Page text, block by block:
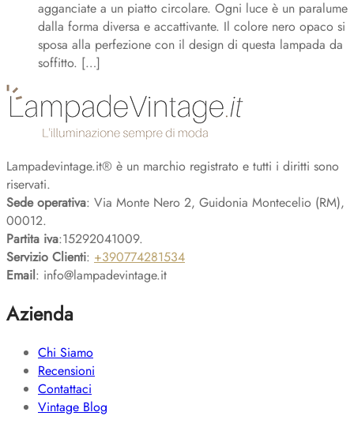
€350,40.€175,20.
agganciate a un piatto circolare. Ogni luce è un paralume
dalla forma diversa e accattivante. Il colore nero opaco si
sposa alla perfezione con il design di questa lampada da
soffitto. […]
Lampadevintage.it® è un marchio registrato e tutti i diritti sono
riservati.
Sede operativa: Via Monte Nero 2, Guidonia Montecelio (RM),
00012.
Partita iva:15292041009.
Servizio Clienti: +390774281534
Email: info@lampadevintage.it
Azienda
Chi Siamo
Recensioni
Contattaci
Vintage Blog